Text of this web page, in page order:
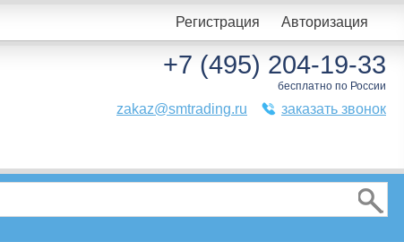
Регистрация Авторизация
+7 (495) 204-19-33
бесплатно по России
zakaz@smtrading.ru заказать звонок